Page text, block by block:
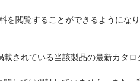
閲覧することができるようになり
されている当該製品の最新カタロ